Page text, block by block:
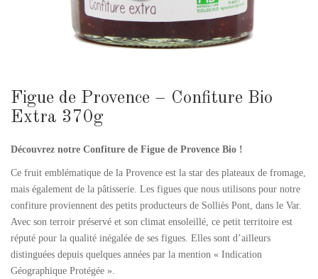
Figue de Provence – Confiture Bio
Extra 370g
Découvrez notre Confiture de Figue de Provence Bio !
Ce fruit emblématique de la Provence est la star des plateaux de fromage,
mais également de la pâtisserie. Les figues que nous utilisons pour notre
confiture proviennent des petits producteurs de Solliès Pont, dans le Var.
Avec son terroir préservé et son climat ensoleillé, ce petit territoire est
réputé pour la qualité inégalée de ses figues. Elles sont d’ailleurs
distinguées depuis quelques années par la mention « Indication
Géographique Protégée ».